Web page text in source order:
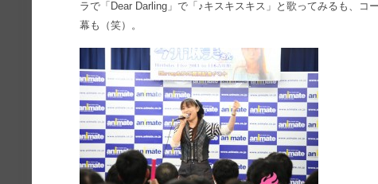
ラで「Dear Darling」で「♪キスキスキス」と歌ってみるも、コ
幕も（笑）。